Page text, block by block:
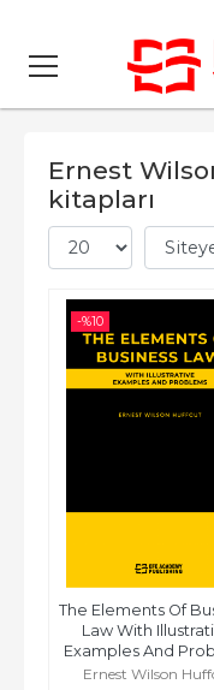
Ernest
kitapları
-%10
The Elements Of
Law With
Examples And
Ernest Wilson